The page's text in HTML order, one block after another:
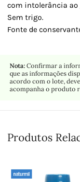
com intolerância ao
Sem trigo.
Fonte de
Nota:Confirmar a
que as informações
acordo com o lote,
acompanha o produto
Produtos